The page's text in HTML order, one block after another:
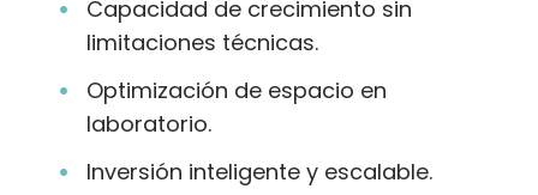
Capacidad de crecimiento sin
limitaciones técnicas.
Optimización de espacio en
laboratorio.
Inversión inteligente y escalable.